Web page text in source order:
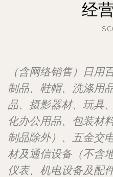
经
（含网络销售）日用
制品、鞋帽、洗涤用
品、摄影器材、玩具
化办公用品、包装材
制品除外）、五金交
材及通信设备（不含
仪表、机电设备及配